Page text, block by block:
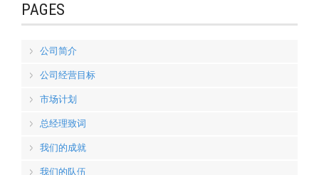
PAGES
公司简介
公司经营目标
市场计划
总经理致词
我们的成就
我们的队伍